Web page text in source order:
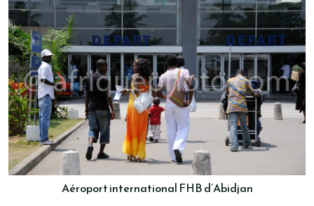
Aéroport international FHB d’Abidjan